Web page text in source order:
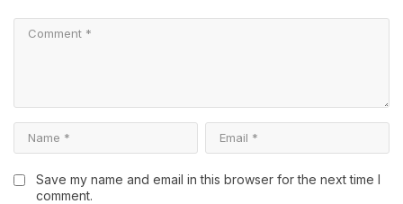
Save my name and email in this browser for the next time I
comment.